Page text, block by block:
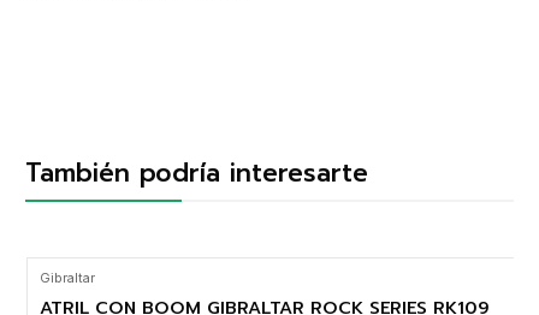
También podría interesarte
Gibraltar
ATRIL CON BOOM GIBRALTAR ROCK SERIES RK109